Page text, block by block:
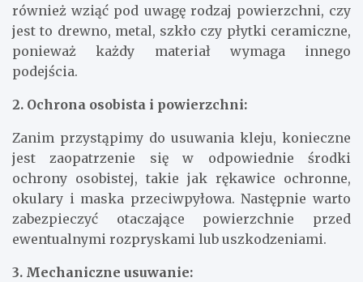
również wziąć pod uwagę rodzaj powierzchni, czy
jest to drewno, metal, szkło czy płytki ceramiczne,
ponieważ każdy materiał wymaga innego
podejścia.
2. Ochrona osobista i powierzchni:
Zanim przystąpimy do usuwania kleju, konieczne
jest zaopatrzenie się w odpowiednie środki
ochrony osobistej, takie jak rękawice ochronne,
okulary i maska przeciwpyłowa. Następnie warto
zabezpieczyć otaczające powierzchnie przed
ewentualnymi rozpryskami lub uszkodzeniami.
3. Mechaniczne usuwanie: